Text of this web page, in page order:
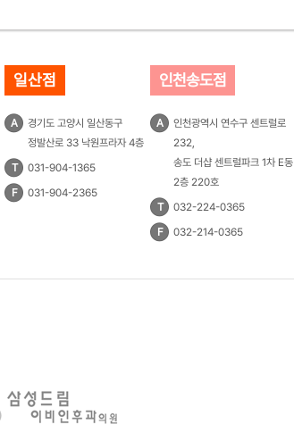
일산점
A
경기도 고양시 일산동구
정발산로 33 낙원프라자 4층
T
031-904-1365
F
031-904-2365
인천송도점
A
인천광역시 연수구 센트럴로
232,
송도 더샵 센트럴파크 1차 E동
2층 220호
T
032-224-0365
F
032-214-0365